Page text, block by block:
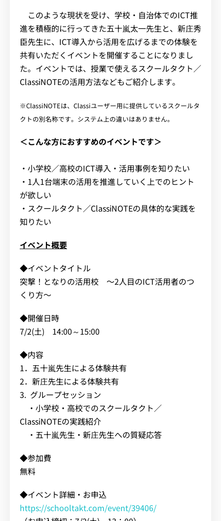
このような現状を受け、学校・自治体でのICT推
進を積極的に行ってきた五十嵐太一先生と、新庄秀
臣先生に、ICT導入から活用を広げるまでの体験を
共有いただくイベントを開催することになりまし
た。イベントでは、授業で使えるスクールタクト／
ClassiNOTEの活用方法などもご紹介します。
※ClassiNOTEは、Classiユーザー用に提供しているスクールタ
クトの別名称です。システム上の違いはありません。
＜こんな方におすすめのイベントです＞
・小学校／高校のICT導入・活用事例を知りたい
・1人1台端末の活用を推進していく上でのヒント
が欲しい
・スクールタクト／ClassiNOTEの具体的な実践を
知りたい
イベント概要
◆イベントタイトル
突撃！となりの活用校 〜2人目のICT活用者のつ
くり方〜
◆開催日時
7/2(土) 14:00～15:00
◆内容
1．五十嵐先生による体験共有
2．新庄先生による体験共有
3. グループセッション
・小学校・高校でのスクールタクト／
ClassiNOTEの実践紹介
・五十嵐先生・新庄先生への質疑応答
◆参加費
無料
◆イベント詳細・お申込
https://schooltakt.com/event/39406/